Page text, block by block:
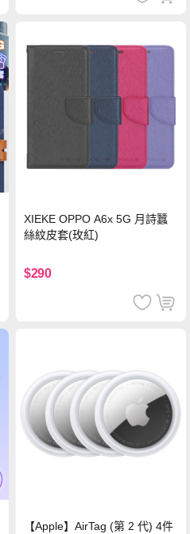
XIEKE OPPO A6x 5G 月詩蠶
絲紋皮套(玫紅)
$290
【Apple】AirTag (第 2 代) 4件